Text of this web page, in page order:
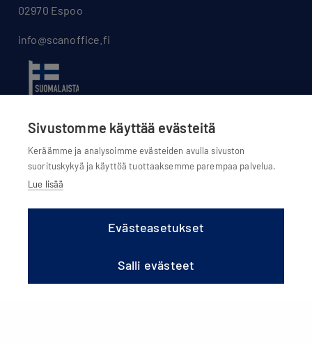
02970 Espoo
info@scanoffice.fi
Sivustomme käyttää evästeitä
Keräämme ja analysoimme evästeiden avulla sivuston
suorituskykyä ja käyttöä tuottaaksemme parempaa palvelua.
Lue lisää
Evästeasetukset
Salli evästeet